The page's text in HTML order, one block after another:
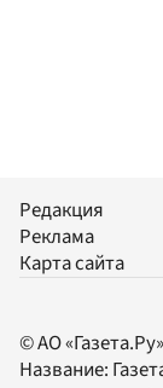
Редакция
Реклама
Карта сайта
© АО
Название: